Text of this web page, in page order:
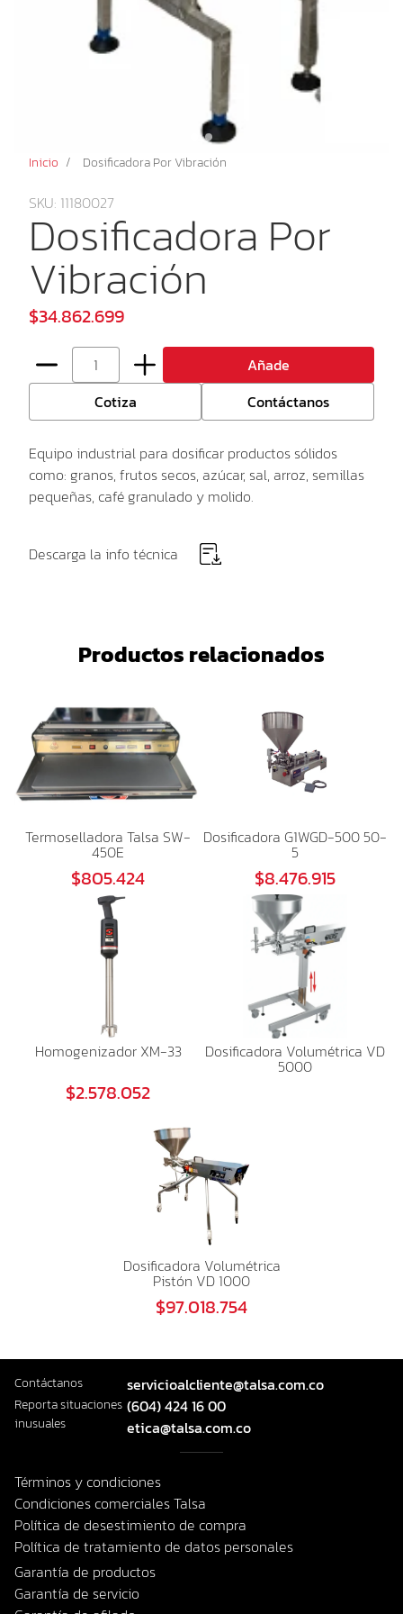
Inicio / Dosificadora Por Vibración
SKU: 11180027
Dosificadora Por
Vibración
$34.862.699
Añade
Cotiza
Contáctanos
Equipo industrial para dosificar productos sólidos
como: granos, frutos secos, azúcar, sal, arroz, semillas
pequeñas, café granulado y molido.
Descarga la info técnica
Productos relacionados
Termoselladora Talsa SW-
450E
$805.424
Dosificadora G1WGD-500 50-
5
$8.476.915
Homogenizador XM-33
$2.578.052
Dosificadora Volumétrica VD
5000
Dosificadora Volumétrica
Pistón VD 1000
$97.018.754
Contáctanos servicioalcliente@talsa.com.co
Reporta situaciones
inusuales
(604) 424 16 00
etica@talsa.com.co
Términos y condiciones
Condiciones comerciales Talsa
Política de desestimiento de compra
Política de tratamiento de datos personales
Garantía de productos
Garantía de servicio